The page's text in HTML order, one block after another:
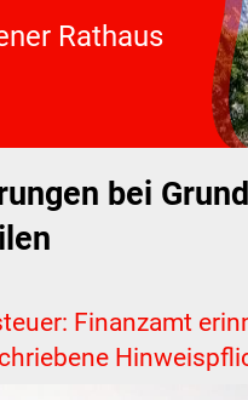
Rathaus
bei
Finanzamt